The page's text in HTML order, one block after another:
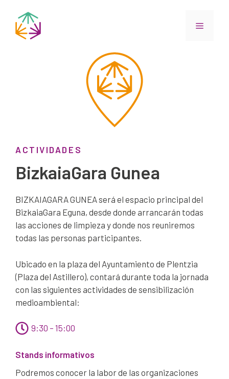
contenido
Menú
ACTIVIDADES
BizkaiaGara Gunea
BIZKAIAGARA GUNEA será el espacio principal del
BizkaiaGara Eguna, desde donde arrancarán todas
las acciones de limpieza y donde nos reuniremos
todas las personas participantes.
Ubicado en la plaza del Ayuntamiento de Plentzia
(Plaza del Astillero), contará durante toda la jornada
con las siguientes actividades de sensibilización
medioambiental:
9:30 – 15:00
Stands informativos
Podremos conocer la labor de las organizaciones